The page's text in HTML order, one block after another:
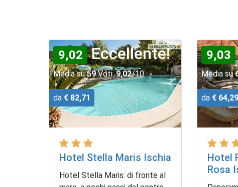
9,02 Eccellente!
Media su59Voti: 9,02/10
da € 82,71
Hotel Stella Maris Ischia
Hotel Stella Maris: di fronte al
9,03
Media su
da € 64,29
Hotel
Rosa